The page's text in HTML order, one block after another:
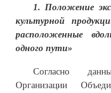
1. Положение
культурной
расположенные
одного пути»
Согласно
Организации